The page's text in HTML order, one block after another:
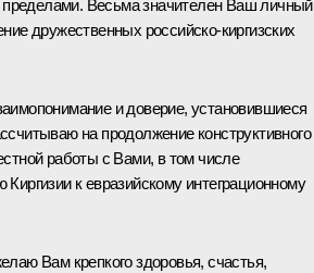
пределами. Весьма значителен Ваш личный
дружественных российско-киргизских
и доверие, установившиеся
на продолжение конструктивного
работы с Вами, в том числе
к евразийскому интеграционному
Вам крепкого здоровья, счастья,